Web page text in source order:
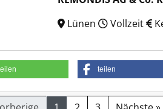
Lünen
Vollzeit
teilen